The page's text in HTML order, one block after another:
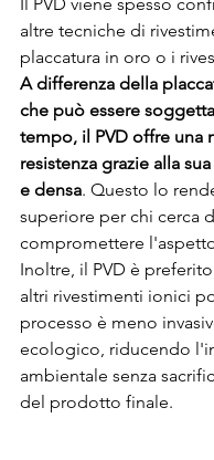
altre tecniche di
placcatura in oro o i
A differenza della
che può essere
tempo, il PVD offre una
resistenza grazie alla
e densa. Questo lo
superiore per chi cerca
compromettere
Inoltre, il PVD è
altri rivestimenti ionici
processo è meno
ecologico, riducendo
ambientale senza
del prodotto finale.